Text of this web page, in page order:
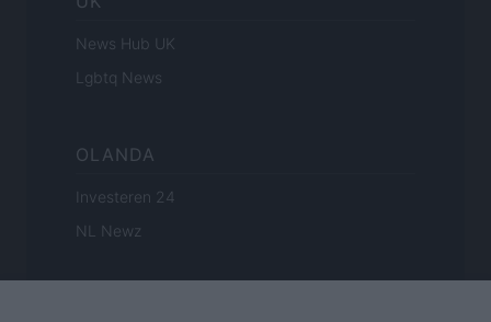
News Hub UK
Lgbtq News
OLANDA
Investeren 24
NL Newz